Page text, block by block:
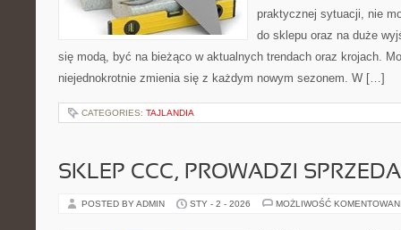
praktycznej sytuacji, nie
do sklepu oraz na duże
się modą, być na bieżąco w aktualnych trendach oraz krojach.
niejednokrotnie zmienia się z każdym nowym sezonem. W […]
CATEGORIES: TAJLANDIA
SKLEP CCC, PROWADZI
POSTED BY ADMIN STY - 2 - 2026 MOŻLIWOŚĆ